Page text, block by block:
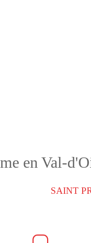
en Val-
SAINT